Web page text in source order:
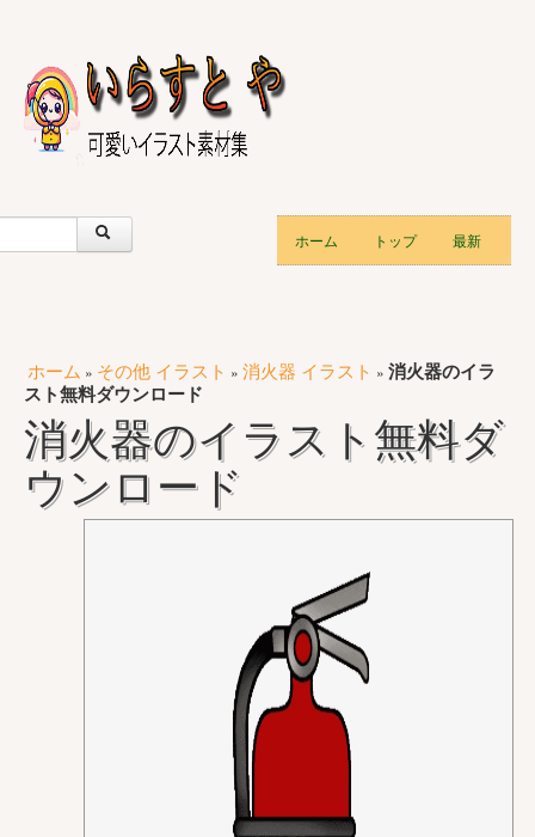
ホーム トップ 最新
ホーム » その他 イラスト » 消火器 イラスト » 消火器のイラ
スト無料ダウンロード
消火器のイラスト無料ダ
ウンロード